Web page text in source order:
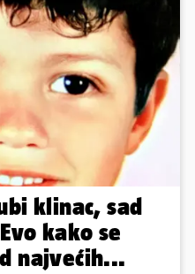
klinac, sad
kako se
najvećih...